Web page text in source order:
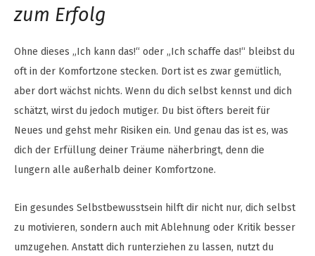
zum Erfolg
Ohne dieses „Ich kann das!“ oder „Ich schaffe das!“ bleibst du
oft in der Komfortzone stecken. Dort ist es zwar gemütlich,
aber dort wächst nichts. Wenn du dich selbst kennst und dich
schätzt, wirst du jedoch mutiger. Du bist öfters bereit für
Neues und gehst mehr Risiken ein. Und genau das ist es, was
dich der Erfüllung deiner Träume näherbringt, denn die
lungern alle außerhalb deiner Komfortzone.
Ein gesundes Selbstbewusstsein hilft dir nicht nur, dich selbst
zu motivieren, sondern auch mit Ablehnung oder Kritik besser
umzugehen. Anstatt dich runterziehen zu lassen, nutzt du